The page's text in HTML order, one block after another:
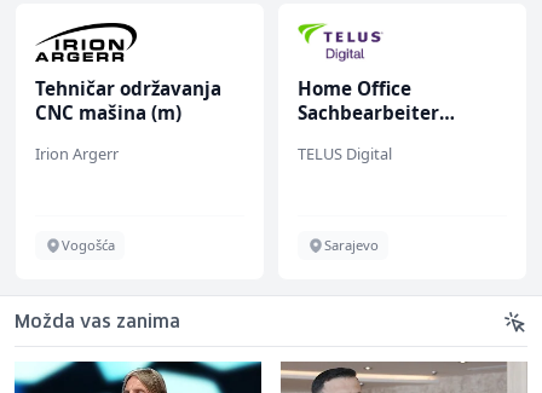
Tehničar održavanja
CNC mašina (m)
Irion Argerr
Vogošća
Home Office
Sachbearbeiter
bekannten deutschen
TELUS Digital
Sarajevo
Možda vas zanima